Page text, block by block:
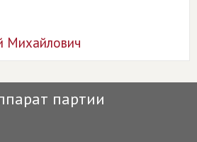
Михайлович
партии